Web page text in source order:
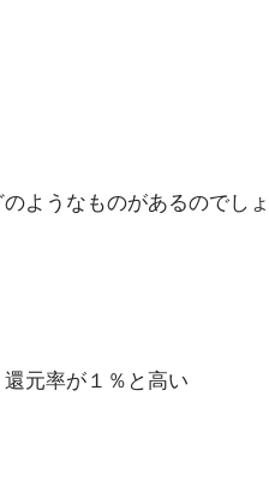
ようなものがあるのでしょ
元率が１％と高い